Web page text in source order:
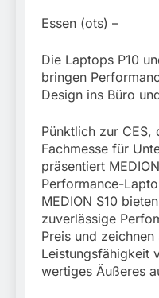
Essen (ots) –
Die Laptops P10
bringen
Design ins Büro
Pünktlich zur
Fachmesse für
präsentiert
Performance-
MEDION S10
zuverlässige
Preis und
Leistungsfähigkeit
wertiges Äußeres